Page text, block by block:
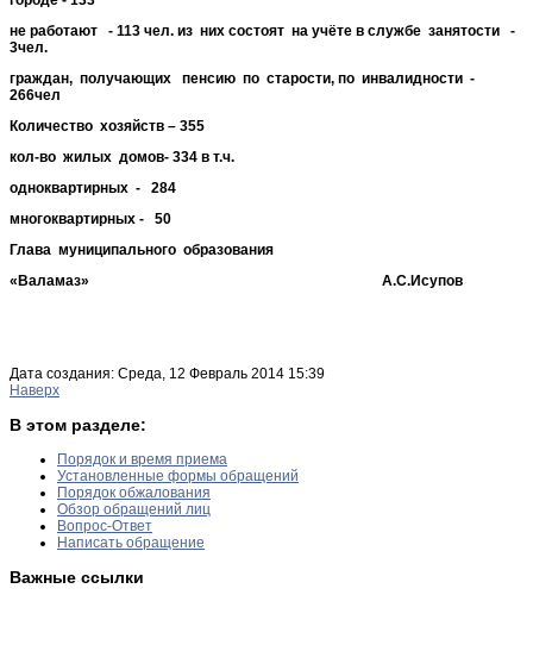
не работают - 113 чел. из них состоят на учёте в службе занятости -
3чел.
граждан, получающих пенсию по старости, по инвалидности -
266чел
Количество хозяйств – 355
кол-во жилых домов- 334 в т.ч.
одноквартирных - 284
многоквартирных - 50
Глава муниципального образования
«Валамаз» А.С.Исупов
Дата создания: Среда, 12 Февраль 2014 15:39
Наверх
В этом разделе:
Порядок и время приема
Установленные формы обращений
Порядок обжалования
Обзор обращений лиц
Вопрос-Ответ
Написать обращение
Важные ссылки